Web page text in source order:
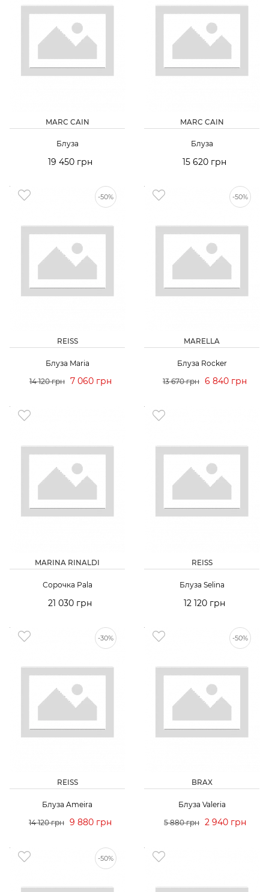
MARC CAIN
Блуза
19 450 грн
MARC CAIN
Блуза
15 620 грн
-50%
REISS
Блуза Maria
14 120 грн 7 060 грн
-50%
MARELLA
Блуза Rocker
13 670 грн 6 840 грн
MARINA RINALDI
Сорочка Pala
21 030 грн
REISS
Блуза Selina
12 120 грн
-30%
REISS
Блуза Ameira
14 120 грн 9 880 грн
-50%
BRAX
Блуза Valeria
5 880 грн 2 940 грн
-50%